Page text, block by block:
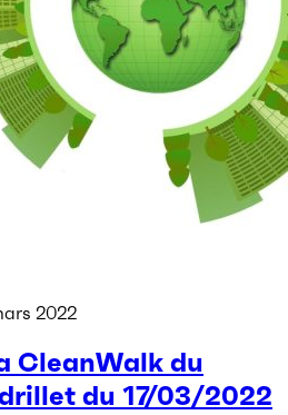
2022
CleanWalk du
du 17/03/2022